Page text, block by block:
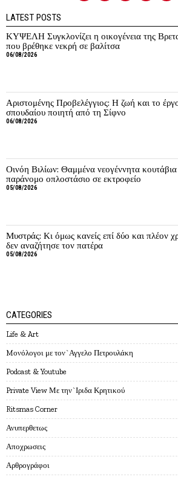
LATEST POSTS
ΚΥΨΕΛΗ Συγκλονίζει η οικογένεια της
που βρέθηκε νεκρή σε βαλίτσα
06/08/2026
Αριστομένης Προβελέγγιος: Η ζωή και το
σπουδαίου ποιητή από τη Σίφνο
06/08/2026
Οινόη Βιλίων: Θαμμένα νεογέννητα κουτάβια
παράνομο οπλοστάσιο σε εκτροφείο
05/08/2026
Μυστράς: Κι όμως κανείς επί δύο και πλέον
δεν αναζήτησε τον πατέρα
05/08/2026
CATEGORIES
Life & Art
Mονόλογοι με τον`Αγγελο Πετρουλάκη
Podcast & Youtube
Private View Με την`Ιριδα Κρητικού
Ritsmas Corner
Ανυπερθετως
Αποχρωσεις
Αρθρογράφοι